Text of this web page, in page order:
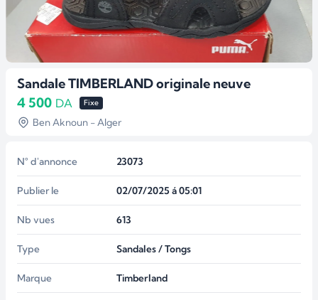
Sandale TIMBERLAND originale neuve
4 500 DA Fixe
Ben Aknoun - Alger
N° d'annonce 23073
Publier le 02/07/2025 á 05:01
Nb vues 613
Type Sandales / Tongs
Marque Timberland